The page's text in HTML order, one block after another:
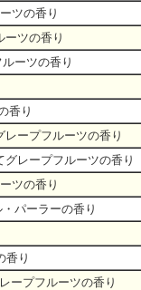
ツの香り
ーツの香り
ーツの香り
香り
レープフルーツの香り
グレープフルーツの香り
ツの香り
・パーラーの香り
香り
ープフルーツの香り